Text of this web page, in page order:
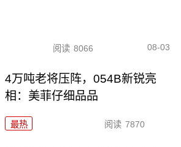
阅读 8066 08-03
4万吨老将压阵，054B新锐亮
相：美菲仔细品品
最热 阅读 7870